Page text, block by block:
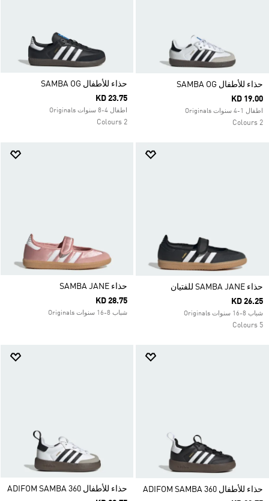
حذاء للأطفال SAMBA OG
KD 19.00
اطفال 1-4 سنوات Originals
2 Colours
حذاء للأطفال SAMBA OG
KD 23.75
اطفال 4-8 سنوات Originals
2 Colours
حذاء SAMBA JANE للفتيان
KD 26.25
شباب 8-16 سنوات Originals
5 Colours
حذاء SAMBA JANE
KD 28.75
شباب 8-16 سنوات Originals
حذاء للأطفال ADIFOM SAMBA 360
حذاء للأطفال ADIFOM SAMBA 360